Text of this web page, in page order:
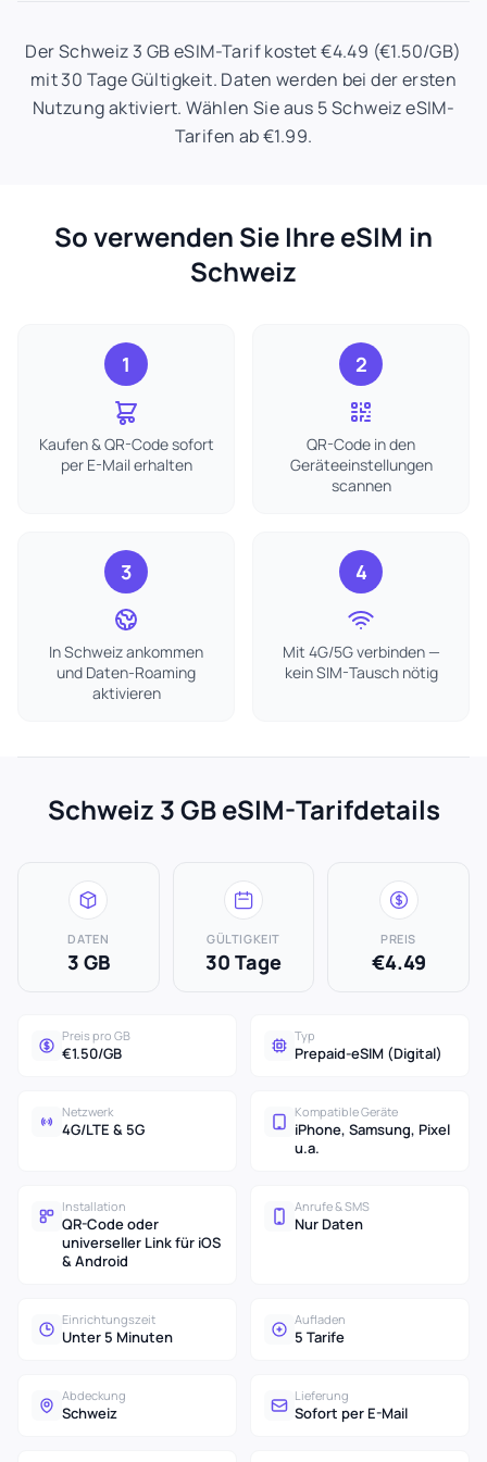
Der Schweiz 3 GB eSIM-Tarif kostet €4.49 (€1.50/GB)
mit 30 Tage Gültigkeit. Daten werden bei der ersten
Nutzung aktiviert. Wählen Sie aus 5 Schweiz eSIM-
Tarifen ab €1.99.
So verwenden Sie Ihre eSIM in
Schweiz
1
Kaufen & QR-Code sofort
per E-Mail erhalten
2
QR-Code in den
Geräteeinstellungen
scannen
3
In Schweiz ankommen
und Daten-Roaming
aktivieren
4
Mit 4G/5G verbinden —
kein SIM-Tausch nötig
Schweiz 3 GB eSIM-Tarifdetails
DATEN
3 GB
GÜLTIGKEIT
30 Tage
PREIS
€4.49
Preis pro GB
€1.50/GB
Typ
Prepaid-eSIM (Digital)
Netzwerk
4G/LTE & 5G
Kompatible Geräte
iPhone, Samsung, Pixel
u.a.
Installation
QR-Code oder
universeller Link für iOS
& Android
Anrufe & SMS
Nur Daten
Einrichtungszeit
Unter 5 Minuten
Aufladen
5 Tarife
Abdeckung
Schweiz
Lieferung
Sofort per E-Mail